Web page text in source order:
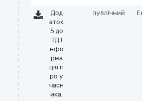
Дод
аток
5 до
ТД І
нфо
рма
ція п
ро у
часн
ика.
публічний